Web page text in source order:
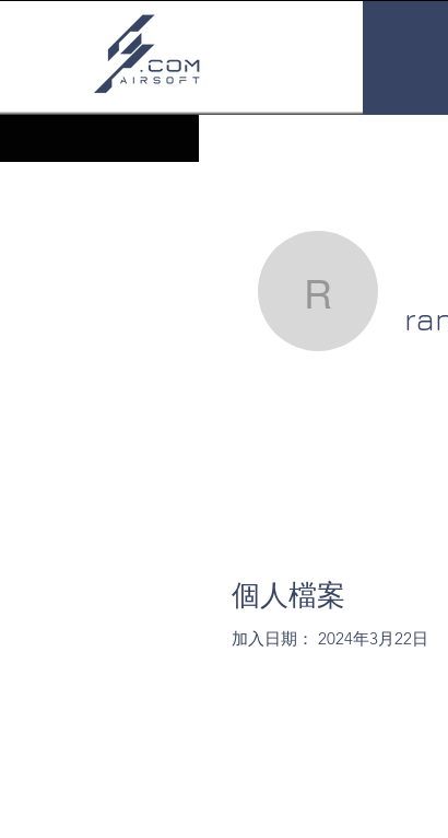
個人檔案
加入日期： 2024年3月22日